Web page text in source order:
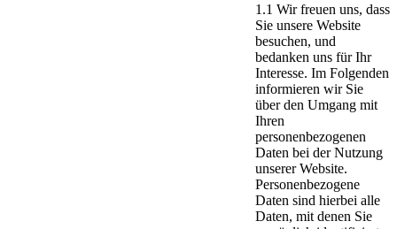
1.1 Wir freuen uns, dass
Sie unsere Website
besuchen, und
bedanken uns für Ihr
Interesse. Im Folgenden
informieren wir Sie
über den Umgang mit
Ihren
personenbezogenen
Daten bei der Nutzung
unserer Website.
Personenbezogene
Daten sind hierbei alle
Daten, mit denen Sie